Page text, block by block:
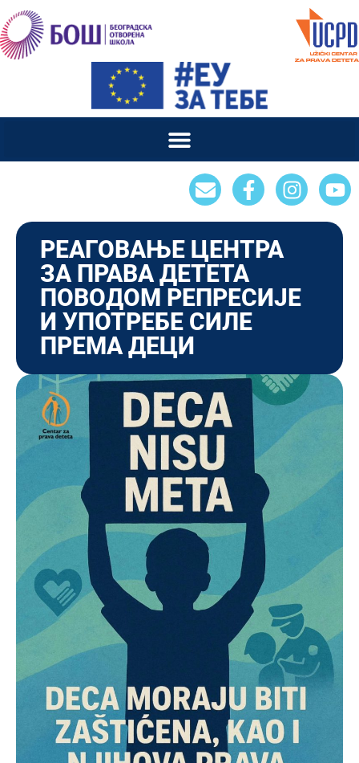
РЕАГОВАЊЕ ЦЕНТРА
ЗА ПРАВА ДЕТЕТА
ПОВОДОМ РЕПРЕСИЈЕ
И УПОТРЕБЕ СИЛЕ
ПРЕМА ДЕЦИ